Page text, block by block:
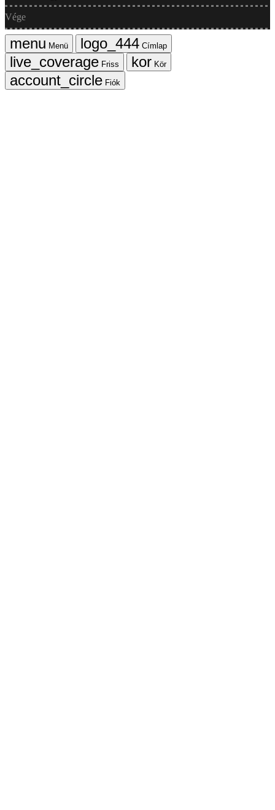
Vége
Menü
Címlap
Friss
Kör
Fiók